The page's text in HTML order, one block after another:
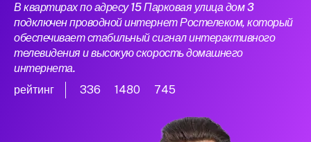
В квартирах по адресу 15 Парковая улица дом 3
подключен проводной интернет Ростелеком, который
обеспечивает стабильный сигнал интерактивного
телевидения и высокую скорость домашнего
интернета.
рейтинг
336 1480 745